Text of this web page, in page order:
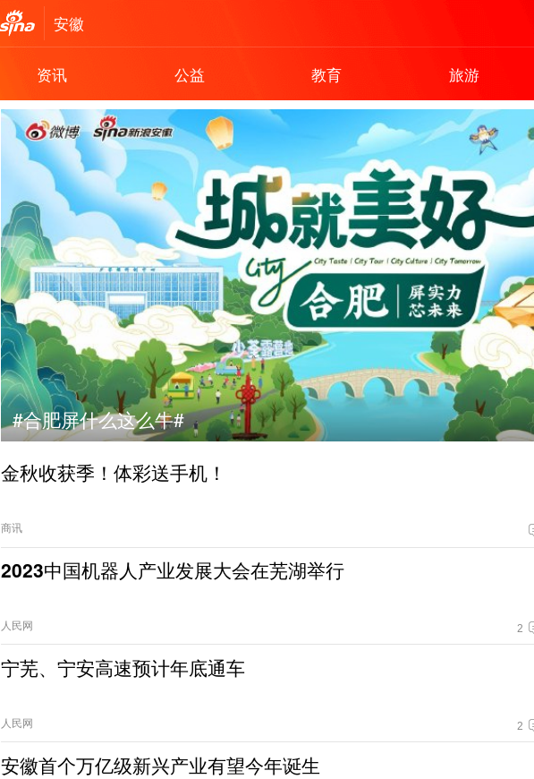
安徽
资讯 公益 教育 旅游
#2026年安徽网络文明大会#
金秋收获季！体彩送手机！
商讯
2023中国机器人产业发展大会在芜湖举行
人民网 2
宁芜、宁安高速预计年底通车
人民网 2
安徽首个万亿级新兴产业有望今年诞生